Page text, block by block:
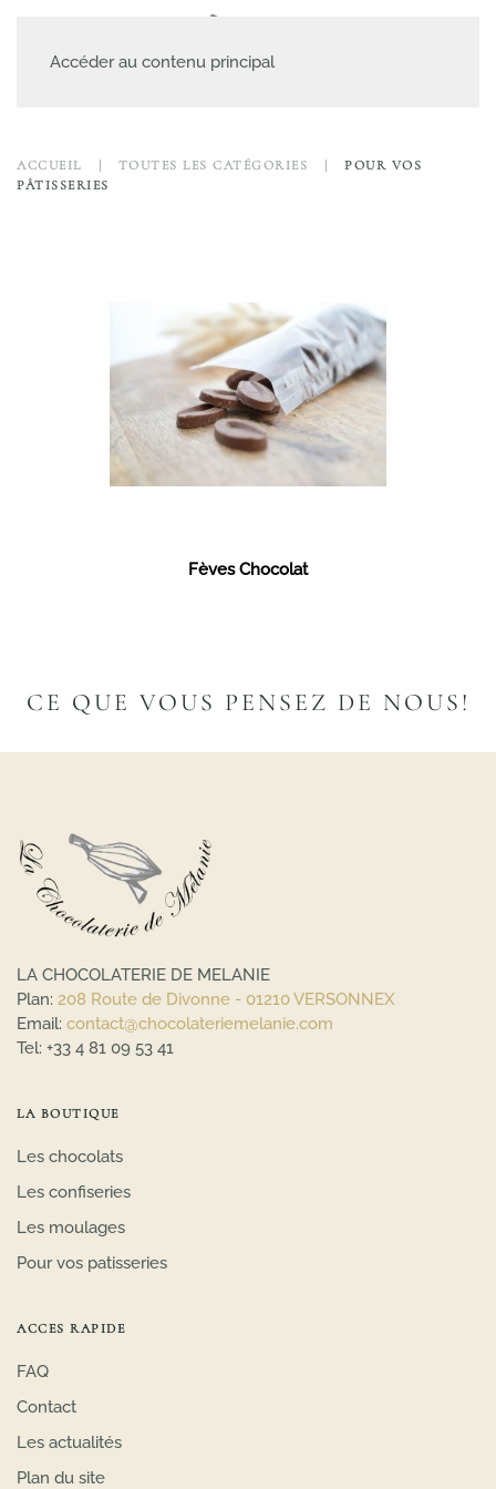
Accéder au contenu principal
ACCUEIL TOUTES LES CATÉGORIES
POUR VOS
PÂTISSERIES
Fèves Chocolat
CE QUE VOUS PENSEZ DE NOUS!
LA CHOCOLATERIE DE MELANIE
Plan: 208 Route de Divonne - 01210 VERSONNEX
Email: contact@chocolateriemelanie.com
Tel: +33 4 81 09 53 41
LA BOUTIQUE
Les chocolats
Les confiseries
Les moulages
Pour vos patisseries
ACCES RAPIDE
FAQ
Contact
Les actualités
Plan du site